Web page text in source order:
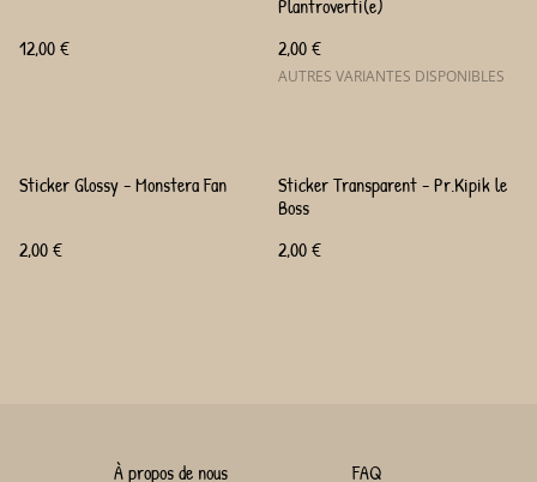
12,00 €
Plantroverti(e)
2,00 €
AUTRES VARIANTES DISPONIBLES
Sticker Glossy - Monstera Fan
2,00 €
Sticker Transparent - Pr.Kipik le
Boss
2,00 €
À propos de nous FAQ